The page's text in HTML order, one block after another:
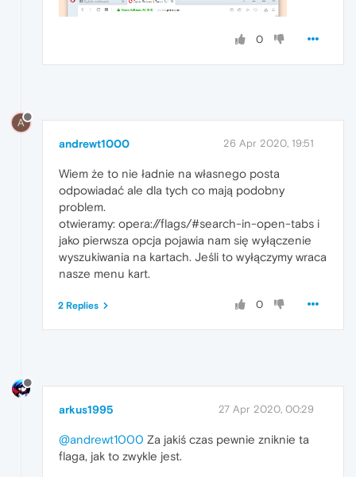
0
A
andrewt1000 26 Apr 2020, 19:51
Wiem że to nie ładnie na własnego posta
odpowiadać ale dla tych co mają podobny
problem.
otwieramy: opera://flags/#search-in-open-tabs i
jako pierwsza opcja pojawia nam się wyłączenie
wyszukiwania na kartach. Jeśli to wyłączymy wraca
nasze menu kart.
0
2 Replies
arkus1995 27 Apr 2020, 00:29
@andrewt1000 Za jakiś czas pewnie zniknie ta
flaga, jak to zwykle jest.